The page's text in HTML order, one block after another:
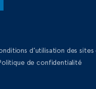
d’utilisation des sites
de confidentialité